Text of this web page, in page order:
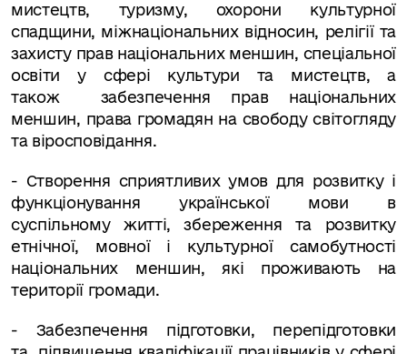
мистецтв, туризму, охорони культурної
спадщини, міжнаціональних відносин, релігії та
захисту прав національних меншин, спеціальної
освіти у сфері культури та мистецтв, а
також забезпечення прав національних
меншин, права громадян на свободу світогляду
та віросповідання.
- Створення сприятливих умов для розвитку і
функціонування української мови в
суспільному житті, збереження та розвитку
етнічної, мовної і культурної самобутності
національних меншин, які проживають на
території громади.
- Забезпечення підготовки, перепідготовки